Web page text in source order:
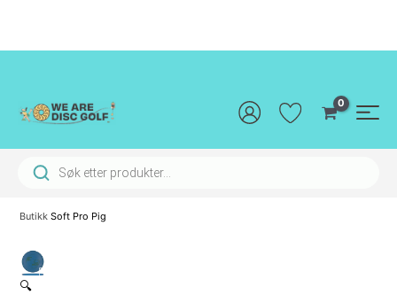
innholdet
Products search
Butikk Soft Pro Pig
🔍